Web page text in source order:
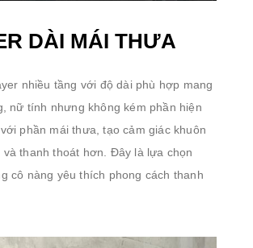
DÀI MÁI THƯA
nhiều tầng với độ dài phù hợp mang
nữ tính nhưng không kém phần hiện
phần mái thưa, tạo cảm giác khuôn
và thanh thoát hơn. Đây là lựa chọn
cô nàng yêu thích phong cách thanh